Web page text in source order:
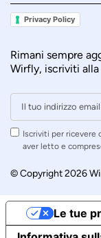
Privacy Policy
Rimani sempre
Wirfly, iscriviti
Iscriviti per ricevere
aver letto e
© Copyright 2026
Le tue